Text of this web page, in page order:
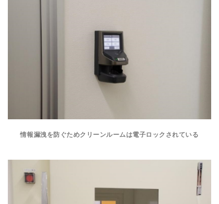
情報漏洩を防ぐためクリーンルームは電子ロックされている